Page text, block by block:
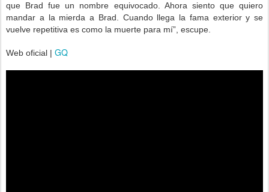
que Brad fue un nombre equivocado. Ahora siento que quiero
mandar a la mierda a Brad. Cuando llega la fama exterior y se
vuelve repetitiva es como la muerte para mí”, escupe.
Web oficial | GQ